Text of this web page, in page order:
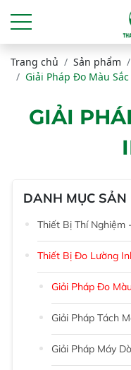
Trang chủ Sản phẩm
Giải Pháp Đo Màu
GIẢI
DANH MỤC SẢN
Thiết Bị Thí Nghiệm
Thiết Bị Đo Lường
Giải Pháp Đo
Giải Pháp Tách
Giải Pháp Máy